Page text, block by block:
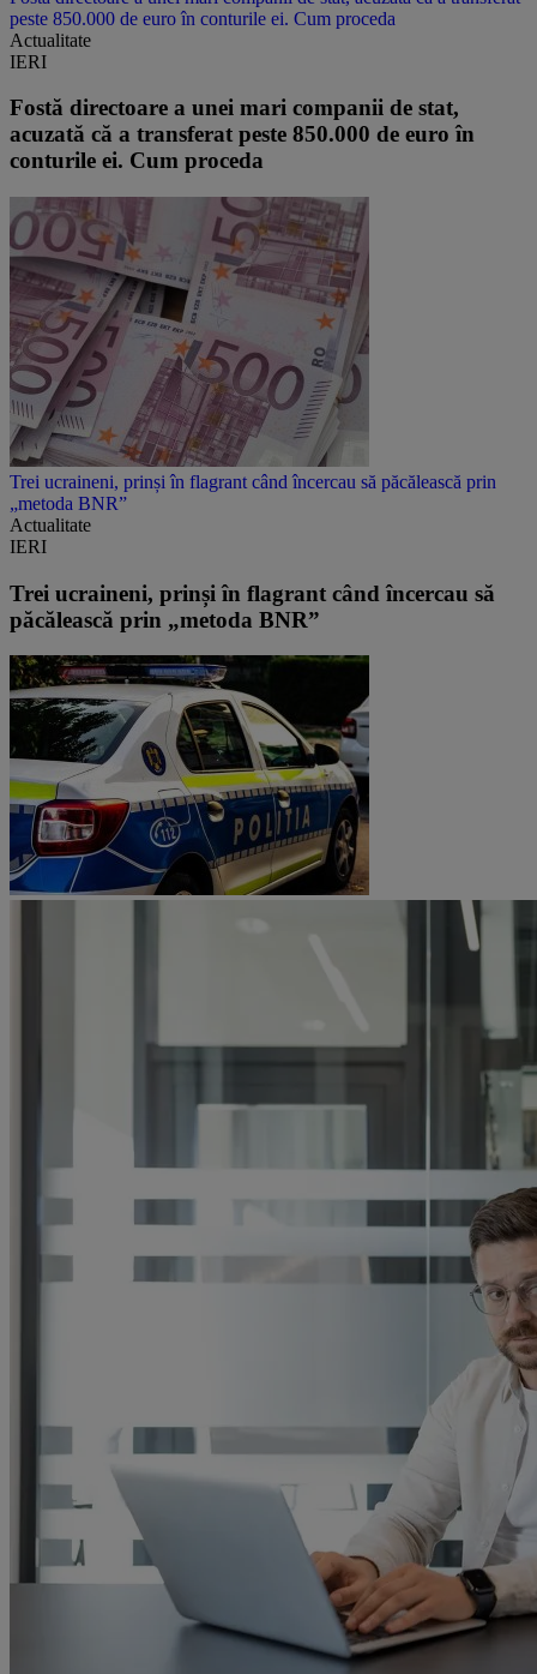
peste 850.000 de euro în conturile ei. Cum proceda
Actualitate
IERI
Fostă directoare a unei mari companii de stat,
acuzată că a transferat peste 850.000 de euro în
conturile ei. Cum proceda
Trei ucraineni, prinși în flagrant când încercau să păcălească prin
„metoda BNR”
Actualitate
IERI
Trei ucraineni, prinși în flagrant când încercau să
păcălească prin „metoda BNR”